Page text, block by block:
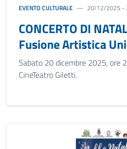
EVENTO CULTURALE 20/12/2025 -
CONCERTO DI
Fusione Artistica
Sabato 20 dicembre 2025, ore
CineTeatro Giletti.